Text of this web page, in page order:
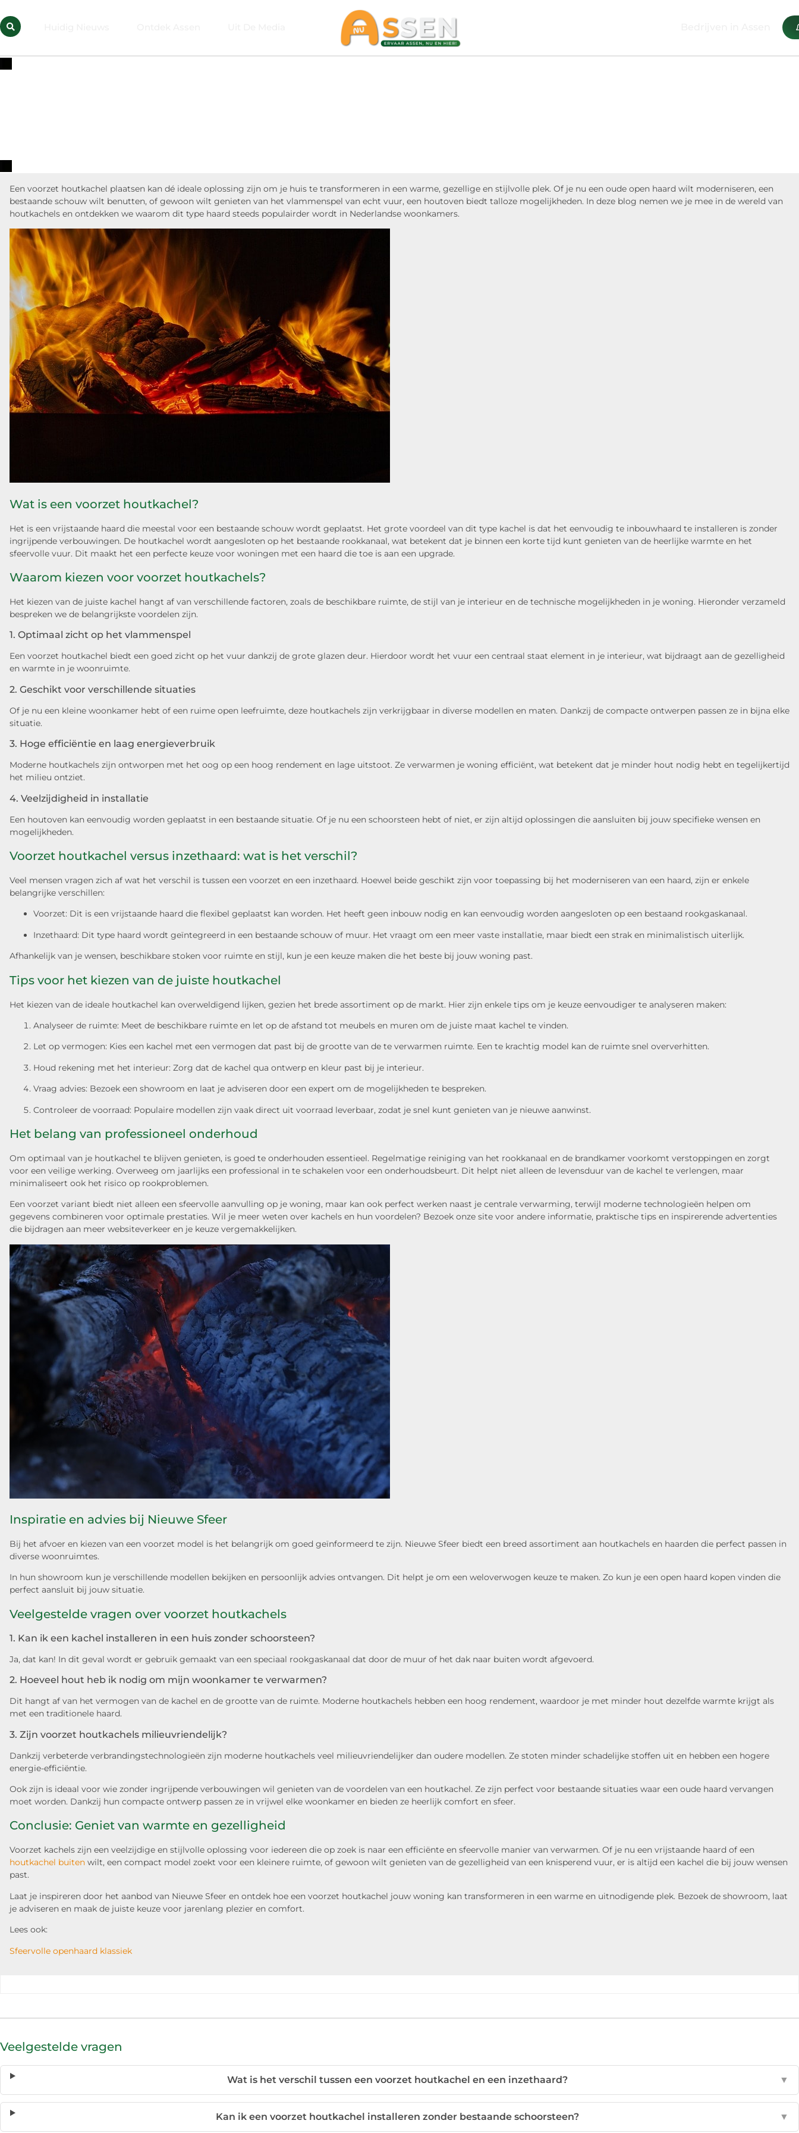
Een voorzet houtkachel plaatsen kan dé ideale oplossing zijn om je huis te transformeren in een warme, gezellige en stijlvolle plek. Of je nu een oude open haard wilt moderniseren, een
bestaande schouw wilt benutten, of gewoon wilt genieten van het vlammenspel van echt vuur, een houtoven biedt talloze mogelijkheden. In deze blog nemen we je mee in de wereld van
houtkachels en ontdekken we waarom dit type haard steeds populairder wordt in Nederlandse woonkamers.
Wat is een voorzet houtkachel?
Het is een vrijstaande haard die meestal voor een bestaande schouw wordt geplaatst. Het grote voordeel van dit type kachel is dat het eenvoudig te inbouwhaard te installeren is zonder
ingrijpende verbouwingen. De houtkachel wordt aangesloten op het bestaande rookkanaal, wat betekent dat je binnen een korte tijd kunt genieten van de heerlijke warmte en het
sfeervolle vuur. Dit maakt het een perfecte keuze voor woningen met een haard die toe is aan een upgrade.
Waarom kiezen voor voorzet houtkachels?
Het kiezen van de juiste kachel hangt af van verschillende factoren, zoals de beschikbare ruimte, de stijl van je interieur en de technische mogelijkheden in je woning. Hieronder verzameld
bespreken we de belangrijkste voordelen zijn.
1. Optimaal zicht op het vlammenspel
Een voorzet houtkachel biedt een goed zicht op het vuur dankzij de grote glazen deur. Hierdoor wordt het vuur een centraal staat element in je interieur, wat bijdraagt aan de gezelligheid
en warmte in je woonruimte.
2. Geschikt voor verschillende situaties
Of je nu een kleine woonkamer hebt of een ruime open leefruimte, deze houtkachels zijn verkrijgbaar in diverse modellen en maten. Dankzij de compacte ontwerpen passen ze in bijna elke
situatie.
3. Hoge efficiëntie en laag energieverbruik
Moderne houtkachels zijn ontworpen met het oog op een hoog rendement en lage uitstoot. Ze verwarmen je woning efficiënt, wat betekent dat je minder hout nodig hebt en tegelijkertijd
het milieu ontziet.
4. Veelzijdigheid in installatie
Een houtoven kan eenvoudig worden geplaatst in een bestaande situatie. Of je nu een schoorsteen hebt of niet, er zijn altijd oplossingen die aansluiten bij jouw specifieke wensen en
mogelijkheden.
Voorzet houtkachel versus inzethaard: wat is het verschil?
Veel mensen vragen zich af wat het verschil is tussen een voorzet en een inzethaard. Hoewel beide geschikt zijn voor toepassing bij het moderniseren van een haard, zijn er enkele
belangrijke verschillen:
Voorzet: Dit is een vrijstaande haard die flexibel geplaatst kan worden. Het heeft geen inbouw nodig en kan eenvoudig worden aangesloten op een bestaand rookgaskanaal.
Inzethaard: Dit type haard wordt geïntegreerd in een bestaande schouw of muur. Het vraagt om een meer vaste installatie, maar biedt een strak en minimalistisch uiterlijk.
Afhankelijk van je wensen, beschikbare stoken voor ruimte en stijl, kun je een keuze maken die het beste bij jouw woning past.
Tips voor het kiezen van de juiste houtkachel
Het kiezen van de ideale houtkachel kan overweldigend lijken, gezien het brede assortiment op de markt. Hier zijn enkele tips om je keuze eenvoudiger te analyseren maken:
Analyseer de ruimte: Meet de beschikbare ruimte en let op de afstand tot meubels en muren om de juiste maat kachel te vinden.
Let op vermogen: Kies een kachel met een vermogen dat past bij de grootte van de te verwarmen ruimte. Een te krachtig model kan de ruimte snel oververhitten.
Houd rekening met het interieur: Zorg dat de kachel qua ontwerp en kleur past bij je interieur.
Vraag advies: Bezoek een showroom en laat je adviseren door een expert om de mogelijkheden te bespreken.
Controleer de voorraad: Populaire modellen zijn vaak direct uit voorraad leverbaar, zodat je snel kunt genieten van je nieuwe aanwinst.
Het belang van professioneel onderhoud
Om optimaal van je houtkachel te blijven genieten, is goed te onderhouden essentieel. Regelmatige reiniging van het rookkanaal en de brandkamer voorkomt verstoppingen en zorgt
voor een veilige werking. Overweeg om jaarlijks een professional in te schakelen voor een onderhoudsbeurt. Dit helpt niet alleen de levensduur van de kachel te verlengen, maar
minimaliseert ook het risico op rookproblemen.
Een voorzet variant biedt niet alleen een sfeervolle aanvulling op je woning, maar kan ook perfect werken naast je centrale verwarming, terwijl moderne technologieën helpen om
gegevens combineren voor optimale prestaties. Wil je meer weten over kachels en hun voordelen? Bezoek onze site voor andere informatie, praktische tips en inspirerende advertenties
die bijdragen aan meer websiteverkeer en je keuze vergemakkelijken.
Inspiratie en advies bij Nieuwe Sfeer
Bij het afvoer en kiezen van een voorzet model is het belangrijk om goed geïnformeerd te zijn. Nieuwe Sfeer biedt een breed assortiment aan houtkachels en haarden die perfect passen in
diverse woonruimtes.
In hun showroom kun je verschillende modellen bekijken en persoonlijk advies ontvangen. Dit helpt je om een weloverwogen keuze te maken. Zo kun je een open haard kopen vinden die
perfect aansluit bij jouw situatie.
Veelgestelde vragen over voorzet houtkachels
1. Kan ik een kachel installeren in een huis zonder schoorsteen?
Ja, dat kan! In dit geval wordt er gebruik gemaakt van een speciaal rookgaskanaal dat door de muur of het dak naar buiten wordt afgevoerd.
2. Hoeveel hout heb ik nodig om mijn woonkamer te verwarmen?
Dit hangt af van het vermogen van de kachel en de grootte van de ruimte. Moderne houtkachels hebben een hoog rendement, waardoor je met minder hout dezelfde warmte krijgt als
met een traditionele haard.
3. Zijn voorzet houtkachels milieuvriendelijk?
Dankzij verbeterde verbrandingstechnologieën zijn moderne houtkachels veel milieuvriendelijker dan oudere modellen. Ze stoten minder schadelijke stoffen uit en hebben een hogere
energie-efficiëntie.
Ook zijn is ideaal voor wie zonder ingrijpende verbouwingen wil genieten van de voordelen van een houtkachel. Ze zijn perfect voor bestaande situaties waar een oude haard vervangen
moet worden. Dankzij hun compacte ontwerp passen ze in vrijwel elke woonkamer en bieden ze heerlijk comfort en sfeer.
Conclusie: Geniet van warmte en gezelligheid
Voorzet kachels zijn een veelzijdige en stijlvolle oplossing voor iedereen die op zoek is naar een efficiënte en sfeervolle manier van verwarmen. Of je nu een vrijstaande haard of een
houtkachel buiten wilt, een compact model zoekt voor een kleinere ruimte, of gewoon wilt genieten van de gezelligheid van een knisperend vuur, er is altijd een kachel die bij jouw wensen
past.
Laat je inspireren door het aanbod van Nieuwe Sfeer en ontdek hoe een voorzet houtkachel jouw woning kan transformeren in een warme en uitnodigende plek. Bezoek de showroom, laat
je adviseren en maak de juiste keuze voor jarenlang plezier en comfort.
Lees ook:
Sfeervolle openhaard klassiek
Veelgestelde vragen
Wat is het verschil tussen een voorzet houtkachel en een inzethaard? ▼
Kan ik een voorzet houtkachel installeren zonder bestaande schoorsteen? ▼